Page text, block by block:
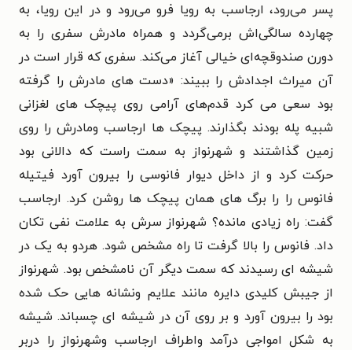
پسر می‌رود، ارجاسب به رویا فرو می‌رود و در این رویا، به
چهارده سالگی‌اش برمی‌گردد و همراه مادرش سفری را به
دورن صندوقچه‌ای خیالی آغاز می‌کند. سفری که قرار است در
آن میراث اجدادش را ببیند: «دست های مادرش را گرفته
بود سعی می کرد قدم‌های آرامی روی پیچک های لغزانی
شبیه پله بودند بگذارند. پیچک ها ارجاسب ومادرش را روی
زمین گذاشتند و شهرنواز به سمت راست که دالانی بود
حرکت کرد و از داخل دیوار فانوسی را بیرون آورد فیتیله
فانوس را را برگ های همان پیچک ها روشن کرد. ارجاسب
گفت: راه زیادی مانده؟ شهرنواز سرش به علامت نفی تکان
داد. فانوس را بالا گرفت تا راه مشخص شود. هردو به یک در
شیشه ای رسیدند که سمت دیگر آن نامشخص بود. شهرنواز
از جیبش کلیدی دایره مانند علایم ونشانه هایی حک شده
بود را بیرون آورد و بر روی آن در شیشه ای چسباند. شیشه
به شکل امواجی درآمد واطراف ارجاسب وشهرنواز را دربر